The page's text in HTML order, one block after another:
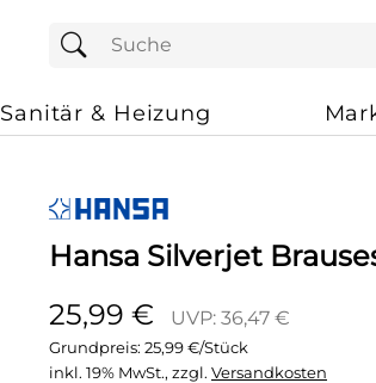
Sanitär & Heizung
Hansa Silverjet
25,99 €
UVP: 36,47 €
Grundpreis: 25,99 €/Stück
inkl. 19% MwSt., zzgl. Versandkosten